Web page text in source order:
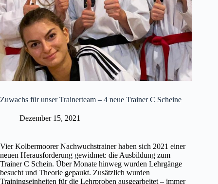
Zuwachs für unser Trainerteam – 4 neue Trainer C Scheine
Dezember 15, 2021
Vier Kolbermoorer Nachwuchstrainer haben sich 2021 einer
neuen Herausforderung gewidmet: die Ausbildung zum
Trainer C Schein. Über Monate hinweg wurden Lehrgänge
besucht und Theorie gepaukt. Zusätzlich wurden
Trainingseinheiten für die Lehrproben ausgearbeitet – immer